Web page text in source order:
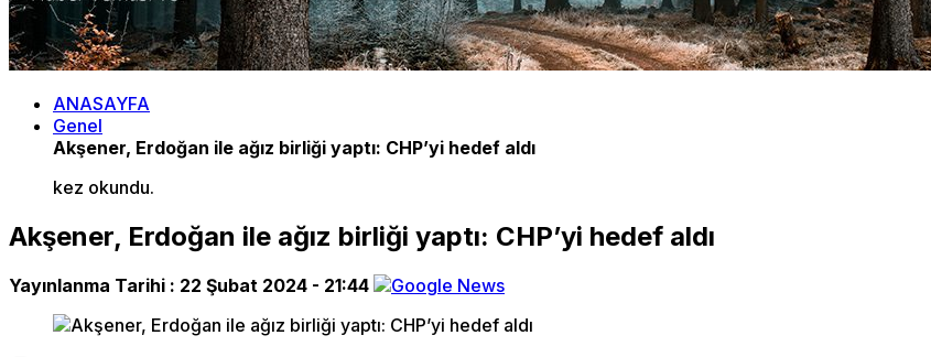
ANASAYFA
Genel
Akşener, Erdoğan ile ağız birliği yaptı: CHP’yi hedef aldı
kez okundu.
Akşener, Erdoğan ile ağız birliği yaptı: CHP’yi hedef aldı
Yayınlanma Tarihi : 22 Şubat 2024 - 21:44